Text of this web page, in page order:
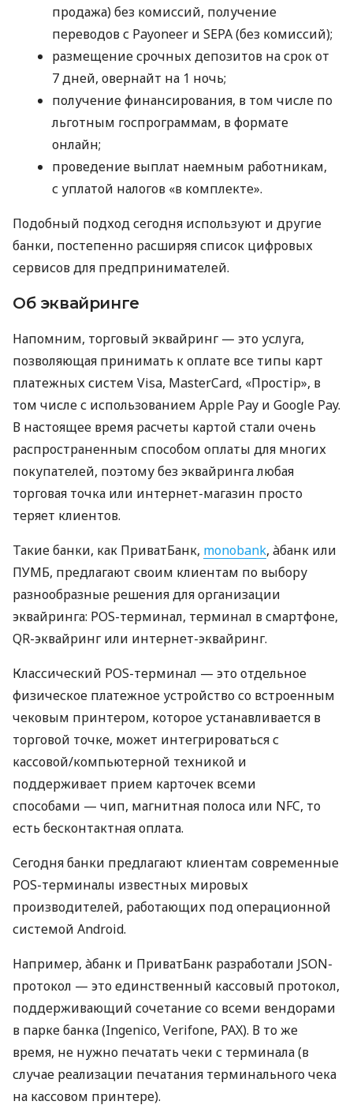
продажа) без комиссий, получение
переводов с Payoneer и SEPA (без комиссий);
размещение срочных депозитов на срок от
7 дней, овернайт на 1 ночь;
получение финансирования, в том числе по
льготным госпрограммам, в формате
онлайн;
проведение выплат наемным работникам,
с уплатой налогов «в комплекте».
Подобный подход сегодня используют и другие
банки, постепенно расширяя список цифровых
сервисов для предпринимателей.
Об эквайринге
Напомним, торговый эквайринг — это услуга,
позволяющая принимать к оплате все типы карт
платежных систем Visa, MasterCard, «Простір», в
том числе с использованием Apple Pay и Google Pay.
В настоящее время расчеты картой стали очень
распространенным способом оплаты для многих
покупателей, поэтому без эквайринга любая
торговая точка или интернет-магазин просто
теряет клиентов.
Такие банки, как ПриватБанк, monobank, àбанк или
ПУМБ, предлагают своим клиентам по выбору
разнообразные решения для организации
эквайринга: POS-терминал, терминал в смартфоне,
QR-эквайринг или интернет-эквайринг.
Классический POS-терминал — это отдельное
физическое платежное устройство со встроенным
чековым принтером, которое устанавливается в
торговой точке, может интегрироваться с
кассовой/компьютерной техникой и
поддерживает прием карточек всеми
способами — чип, магнитная полоса или NFC, то
есть бесконтактная оплата.
Сегодня банки предлагают клиентам современные
POS-терминалы известных мировых
производителей, работающих под операционной
системой Android.
Например, àбанк и ПриватБанк разработали JSON-
протокол — это единственный кассовый протокол,
поддерживающий сочетание со всеми вендорами
в парке банка (Ingenico, Verifone, PAX). В то же
время, не нужно печатать чеки с терминала (в
случае реализации печатания терминального чека
на кассовом принтере).